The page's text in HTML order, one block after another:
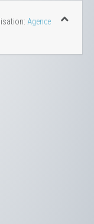
Agence